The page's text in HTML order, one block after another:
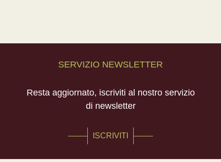
SERVIZIO NEWSLETTER
Resta aggiornato, iscriviti al nostro servizio
di newsletter
ISCRIVITI